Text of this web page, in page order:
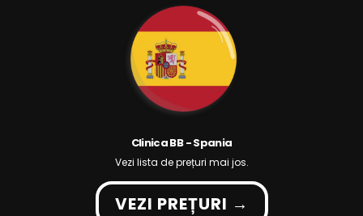
Clinica BB - Spania
Vezi lista de prețuri mai jos.
VEZI PREȚURI →